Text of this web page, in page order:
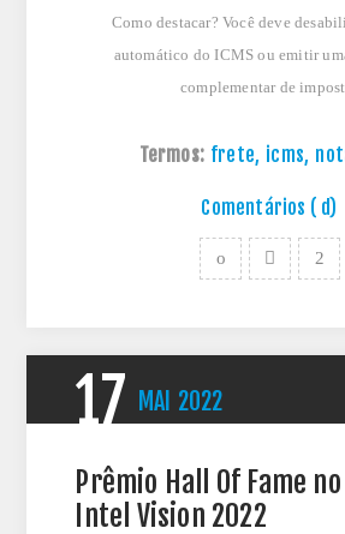
Como destacar? Você deve
automático do ICMS ou emitir
complementar de
Termos: frete, icms,
Comentários ( d)
17 MAI 2022
Prêmio Hall Of Fame
Intel Vision 2022